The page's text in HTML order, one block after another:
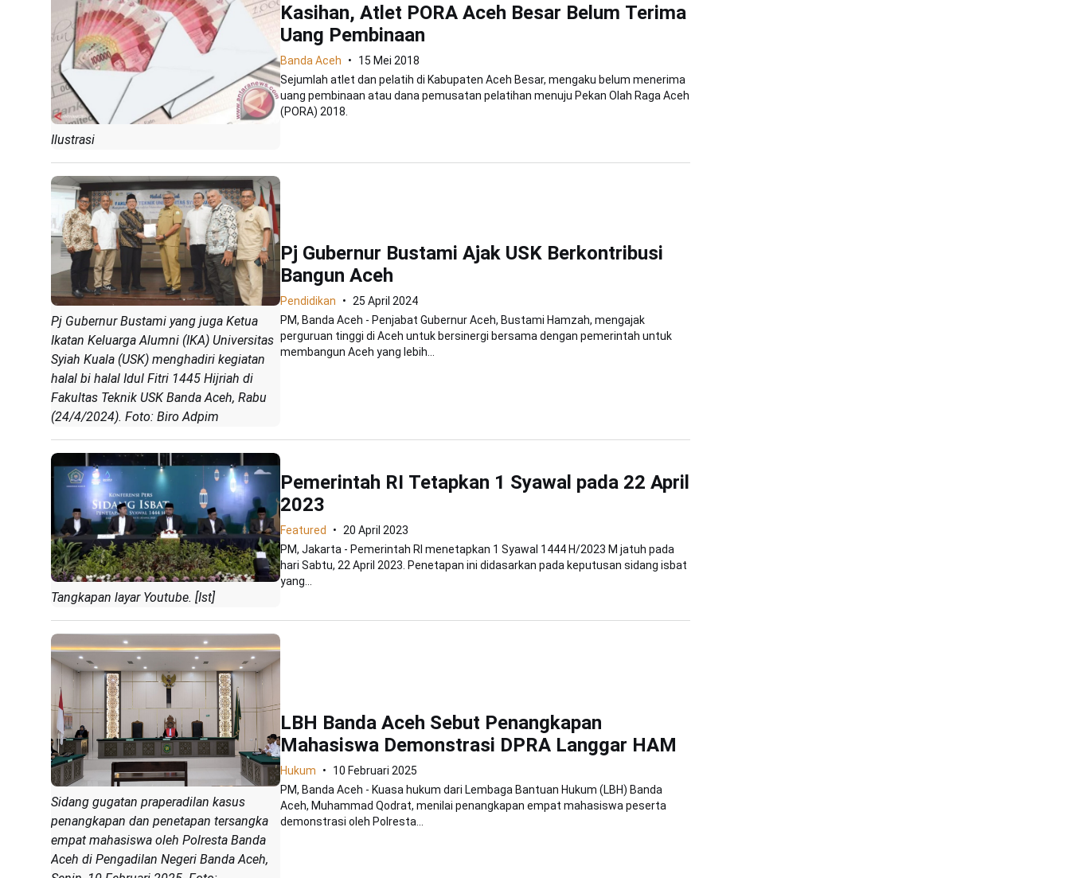
Ilustrasi
Kasihan, Atlet PORA Aceh Besar Belum Terima
Uang Pembinaan
Banda Aceh
15 Mei 2018
Sejumlah atlet dan pelatih di Kabupaten Aceh Besar, mengaku belum menerima
uang pembinaan atau dana pemusatan pelatihan menuju Pekan Olah Raga Aceh
(PORA) 2018.
Pj Gubernur Bustami yang juga Ketua
Ikatan Keluarga Alumni (IKA) Universitas
Syiah Kuala (USK) menghadiri kegiatan
halal bi halal Idul Fitri 1445 Hijriah di
Fakultas Teknik USK Banda Aceh, Rabu
(24/4/2024). Foto: Biro Adpim
Pj Gubernur Bustami Ajak USK Berkontribusi
Bangun Aceh
Pendidikan
25 April 2024
PM, Banda Aceh - Penjabat Gubernur Aceh, Bustami Hamzah, mengajak
perguruan tinggi di Aceh untuk bersinergi bersama dengan pemerintah untuk
membangun Aceh yang lebih...
Tangkapan layar Youtube. [Ist]
Pemerintah RI Tetapkan 1 Syawal pada 22 April
2023
Featured
20 April 2023
PM, Jakarta - Pemerintah RI menetapkan 1 Syawal 1444 H/2023 M jatuh pada
hari Sabtu, 22 April 2023. Penetapan ini didasarkan pada keputusan sidang isbat
yang...
Sidang gugatan praperadilan kasus
penangkapan dan penetapan tersangka
empat mahasiswa oleh Polresta Banda
Aceh di Pengadilan Negeri Banda Aceh,
LBH Banda Aceh Sebut Penangkapan
Mahasiswa Demonstrasi DPRA Langgar HAM
Hukum
10 Februari 2025
PM, Banda Aceh - Kuasa hukum dari Lembaga Bantuan Hukum (LBH) Banda
Aceh, Muhammad Qodrat, menilai penangkapan empat mahasiswa peserta
demonstrasi oleh Polresta...